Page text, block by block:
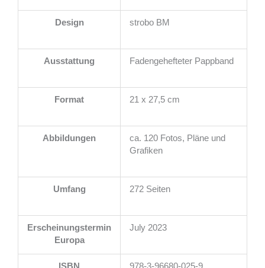
Design strobo BM
Ausstattung Fadengehefteter Pappband
Format 21 x 27,5 cm
Abbildungen
ca. 120 Fotos, Pläne und
Grafiken
Umfang 272 Seiten
Erscheinungstermin
Europa
July 2023
ISBN 978-3-96680-025-9